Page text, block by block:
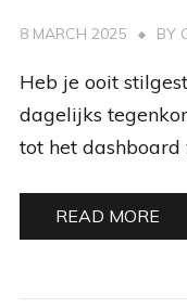
8 MARCH 2025 BY
Heb je ooit
dagelijks
tot het dashboard
READ MORE